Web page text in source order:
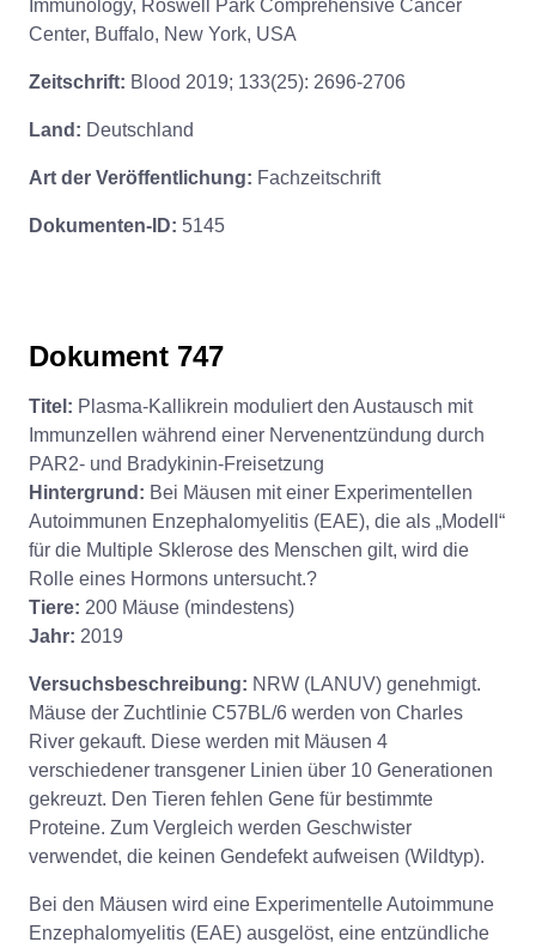
Immunology, Roswell Park Comprehensive Cancer
Center, Buffalo, New York, USA
Zeitschrift: Blood 2019; 133(25): 2696-2706
Land: Deutschland
Art der Veröffentlichung: Fachzeitschrift
Dokumenten-ID: 5145
Dokument 747
Titel: Plasma-Kallikrein moduliert den Austausch mit
Immunzellen während einer Nervenentzündung durch
PAR2- und Bradykinin-Freisetzung
Hintergrund: Bei Mäusen mit einer Experimentellen
Autoimmunen Enzephalomyelitis (EAE), die als „Modell“
für die Multiple Sklerose des Menschen gilt, wird die
Rolle eines Hormons untersucht.?
Tiere: 200 Mäuse (mindestens)
Jahr: 2019
Versuchsbeschreibung: NRW (LANUV) genehmigt.
Mäuse der Zuchtlinie C57BL/6 werden von Charles
River gekauft. Diese werden mit Mäusen 4
verschiedener transgener Linien über 10 Generationen
gekreuzt. Den Tieren fehlen Gene für bestimmte
Proteine. Zum Vergleich werden Geschwister
verwendet, die keinen Gendefekt aufweisen (Wildtyp).
Bei den Mäusen wird eine Experimentelle Autoimmune
Enzephalomyelitis (EAE) ausgelöst, eine entzündliche